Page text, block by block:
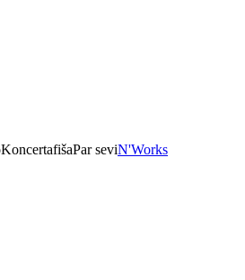
KoncertafišaPar seviN'Works